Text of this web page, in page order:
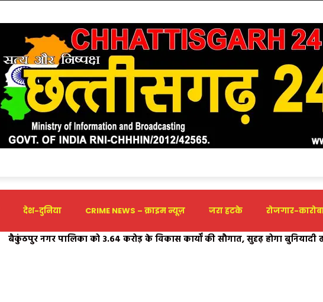
देश-दुनिया CRIME NEWS – क्राइम न्यूज़ जरा हटके रोजगार-
बैकुंठपुर नगर पालिका को ₹3.64 करोड़ के विकास कार्यों की सौगात, सुदृढ़ होगा बुनियादी
JOIN BJYM 2026″ अभियान का एमसीबी जिले में भव्य शुभारंभ, दीवार लेखन के माध्यम